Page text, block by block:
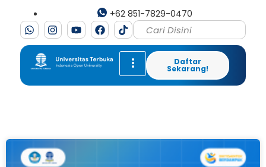
+62 851-7829-0470
Daftar
Sekarang!